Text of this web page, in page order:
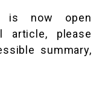
is now open
please
summary,